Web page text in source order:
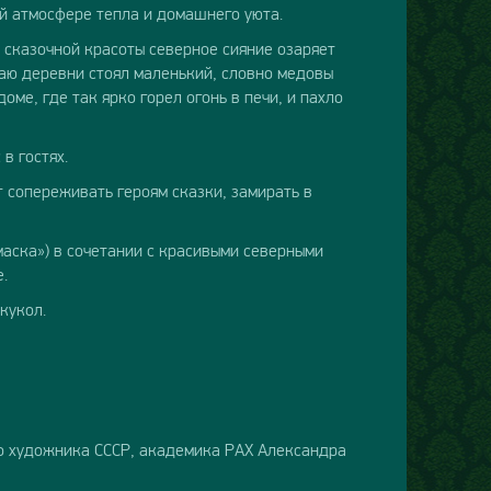
атмосфере тепла и домашнего уюта.
красоты северное сияние озаряет
деревни стоял маленький, словно медовы
где так ярко горел огонь в печи, и пахло
гостях.
героям сказки, замирать в
в сочетании с красивыми северными
художника СССР, академика РАХ Александра